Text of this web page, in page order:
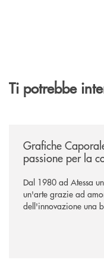
Ti potrebbe
Grafiche
passione per la
Dal 1980 ad Atessa
un'arte grazie ad
dell'innovazione una